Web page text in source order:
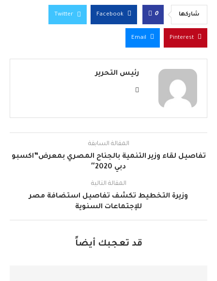
شاركها 0
Facebook
Twitter
Pinterest
Email
رئيس التحرير
المقالة السابقة
تفاصيل لقاء وزير التنمية بالجناح المصري بمعرض”اكسبو
دبي 2020″
المقالة التالية
وزيرة التخطيط تكشف تفاصيل استضافة مصر
للإجتماعات السنوية
قد تعجبك أيضاً